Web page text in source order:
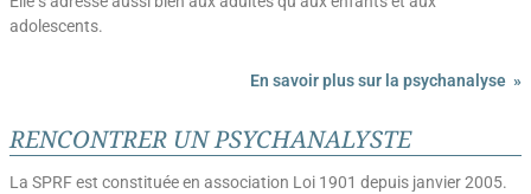
adolescents.
En savoir plus sur la psychanalyse »
RENCONTRER UN PSYCHANALYSTE
La SPRF est constituée en association Loi 1901 depuis janvier 2005.